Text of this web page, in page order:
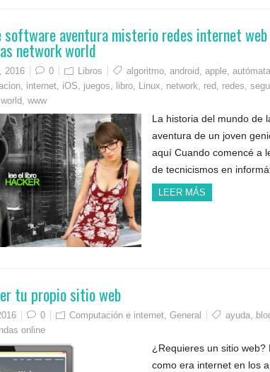
software aventura misterio redes internet
network world
2016 0 Libros algoritmo, android, apple,
, internet, iOS, juegos, libro, Linux, network, red, redes,
world, www
La historia del mundo de
aventura de un joven
aquí Cuando comencé a
de tecnicismos en
LEER MÁS
tu propio sitio web
0 Computación e internet, General ayuda,
online
¿Requieres un sitio
como era internet en los